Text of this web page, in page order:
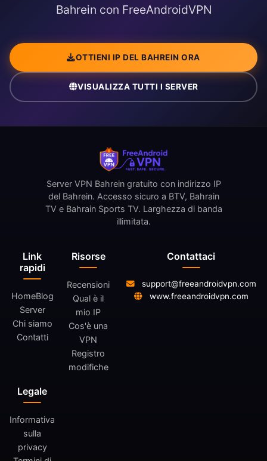
Bahrein con FreeAndroidVPN
OTTIENI IP DEL BAHREIN ORA
VISUALIZZA TUTTI I SERVER
Link
rapidi
HomeBlog
Server
Chi siamo
Contatti
Risorse
Recensioni
Qual è il
mio IP
Cos'è una
VPN
Registro
modifiche
Legale
Informativa
sulla
privacy
Server VPN Bahrein gratuito con indirizzo IP
del Bahrein. Accesso sicuro a BTV, Bahrain
TV e Bahrain Sports TV. Larghezza di banda
illimitata.
Contattaci
support@freeandroidvpn.com
www.freeandroidvpn.com